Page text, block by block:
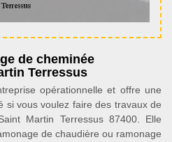
de cheminée
Terressus
opérationnelle et offre une
si vous voulez faire des travaux de
Martin Terressus 87400. Elle
de chaudière ou ramonage